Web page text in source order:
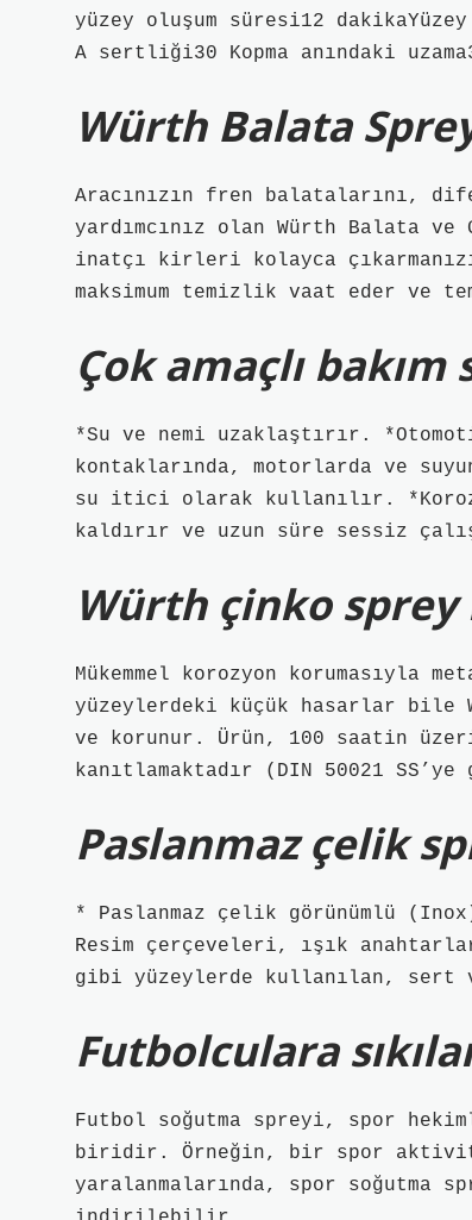
yüzey oluşum süresi12
A sertliği30 Kopma anındaki
Würth Balata
Aracınızın fren balatalarını,
yardımcınız olan Würth Balata
inatçı kirleri kolayca
maksimum temizlik vaat eder ve
Çok amaçlı
*Su ve nemi uzaklaştırır.
kontaklarında, motorlarda ve
su itici olarak kullanılır.
kaldırır ve uzun süre sessiz
Würth çinko sprey
Mükemmel korozyon
yüzeylerdeki küçük hasarlar
ve korunur. Ürün, 100 saatin
kanıtlamaktadır (DIN 50021 SS’ye
Paslanmaz çelik
* Paslanmaz çelik görünümlü
Resim çerçeveleri, ışık
gibi yüzeylerde kullanılan, sert
Futbolculara
Futbol soğutma spreyi, spor
biridir. Örneğin, bir spor
yaralanmalarında, spor soğutma